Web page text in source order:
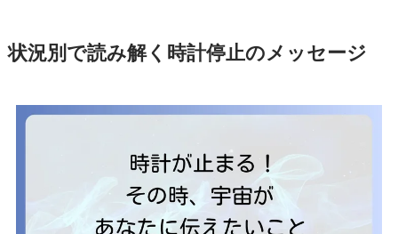
状況別で読み解く時計停止のメッセージ